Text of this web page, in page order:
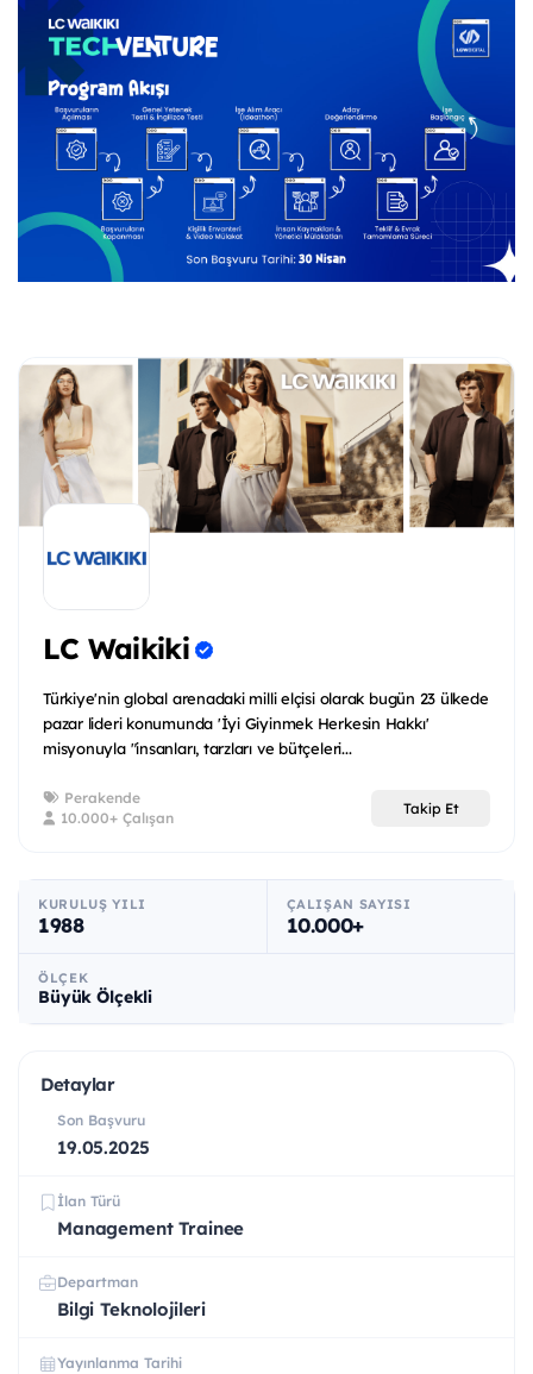
LC Waikiki
Türkiye'nin global arenadaki milli elçisi olarak bugün 23 ülkede
pazar lideri konumunda 'İyi Giyinmek Herkesin Hakkı'
misyonuyla "insanları, tarzları ve bütçeleri...
Perakende
10.000+ Çalışan
Takip Et
KURULUŞ YILI
1988
ÇALIŞAN SAYISI
10.000+
ÖLÇEK
Büyük Ölçekli
Detaylar
Son Başvuru
19.05.2025
İlan Türü
Management Trainee
Departman
Bilgi Teknolojileri
Yayınlanma Tarihi